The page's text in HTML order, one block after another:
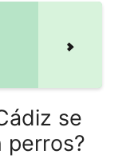
se
perros?